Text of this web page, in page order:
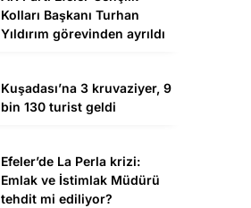
Kolları Başkanı Turhan
Yıldırım görevinden ayrıldı
Kuşadası’na 3 kruvaziyer, 9
bin 130 turist geldi
Efeler’de La Perla krizi:
Emlak ve İstimlak Müdürü
tehdit mi ediliyor?